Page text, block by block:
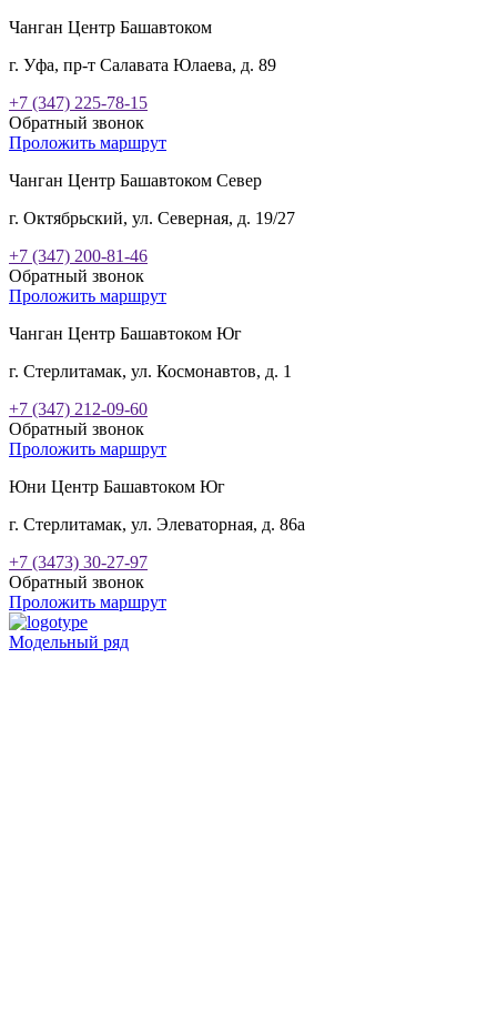
Чанган Центр Башавтоком
г. Уфа, пр-т Салавата Юлаева, д. 89
+7 (347) 225-78-15
Обратный звонок
Проложить маршрут
Чанган Центр Башавтоком Север
г. Октябрьский, ул. Северная, д. 19/27
+7 (347) 200-81-46
Обратный звонок
Проложить маршрут
Чанган Центр Башавтоком Юг
г. Стерлитамак, ул. Космонавтов, д. 1
+7 (347) 212-09-60
Обратный звонок
Проложить маршрут
Юни Центр Башавтоком Юг
г. Стерлитамак, ул. Элеваторная, д. 86а
+7 (3473) 30-27-97
Обратный звонок
Проложить маршрут
Модельный ряд